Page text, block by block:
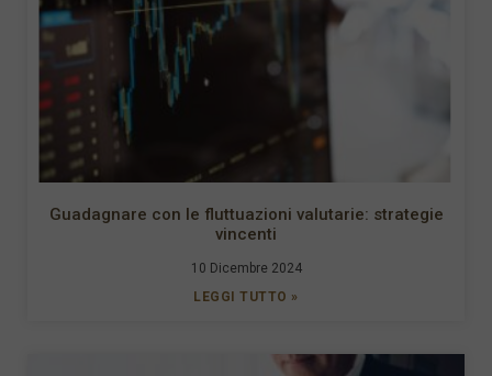
Guadagnare con le fluttuazioni valutarie: strategie
vincenti
10 Dicembre 2024
LEGGI TUTTO »